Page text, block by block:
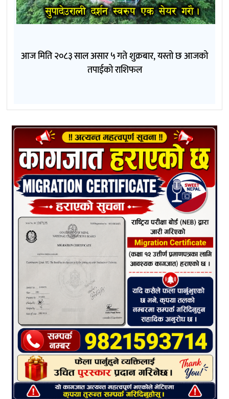
आज मिति २०८३ साल असार ५ गते शुक्रबार, यस्तो छ आजको
तपाईको राशिफल